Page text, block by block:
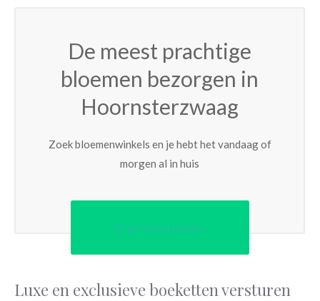
De meest prachtige
bloemen bezorgen in
Hoornsterzwaag
Zoek bloemenwinkels en je hebt het vandaag of
morgen al in huis
Snel bestellen
Luxe en exclusieve boeketten versturen